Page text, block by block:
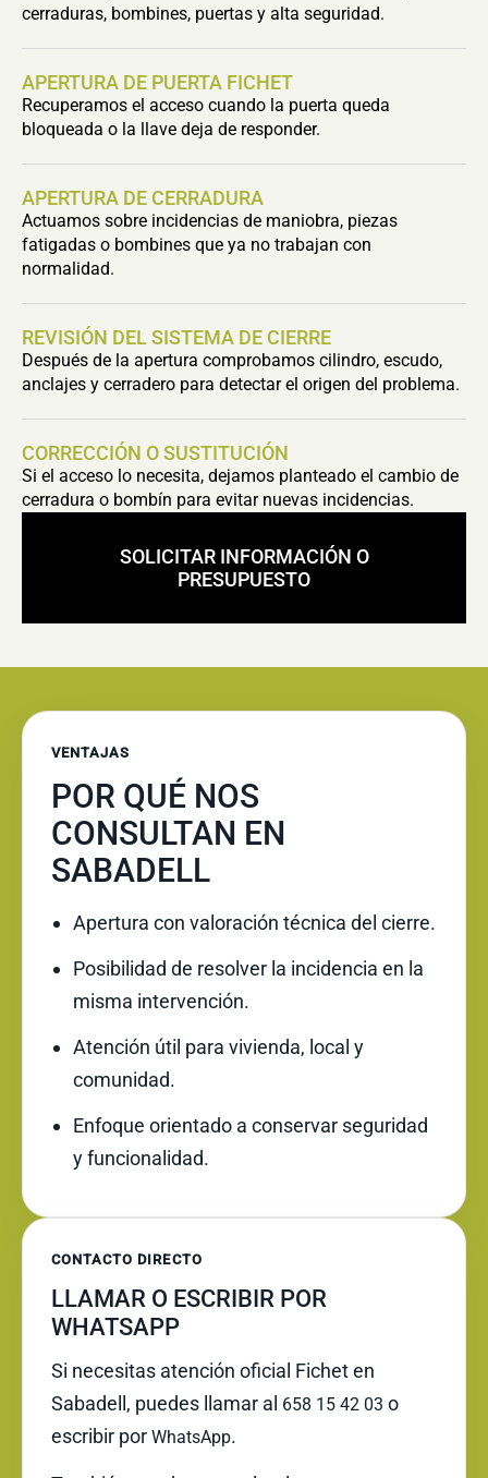
cerraduras, bombines, puertas y alta seguridad.
APERTURA DE PUERTA FICHET
Recuperamos el acceso cuando la puerta queda
bloqueada o la llave deja de responder.
APERTURA DE CERRADURA
Actuamos sobre incidencias de maniobra, piezas
fatigadas o bombines que ya no trabajan con
normalidad.
REVISIÓN DEL SISTEMA DE CIERRE
Después de la apertura comprobamos cilindro, escudo,
anclajes y cerradero para detectar el origen del problema.
CORRECCIÓN O SUSTITUCIÓN
Si el acceso lo necesita, dejamos planteado el cambio de
cerradura o bombín para evitar nuevas incidencias.
SOLICITAR INFORMACIÓN O
PRESUPUESTO
VENTAJAS
POR QUÉ NOS
CONSULTAN EN
SABADELL
Apertura con valoración técnica del cierre.
Posibilidad de resolver la incidencia en la
misma intervención.
Atención útil para vivienda, local y
comunidad.
Enfoque orientado a conservar seguridad
y funcionalidad.
CONTACTO DIRECTO
LLAMAR O ESCRIBIR POR
WHATSAPP
Si necesitas atención oficial Fichet en
Sabadell, puedes llamar al 658 15 42 03 o
escribir por WhatsApp.